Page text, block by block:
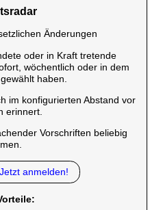
Änderungen
oder in Kraft tretende
wöchentlich oder in dem
haben.
im konfigurierten Abstand vor
erinnert.
Vorschriften beliebig
anmelden!